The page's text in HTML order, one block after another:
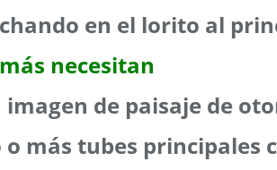
en el lorito al
necesitan
imagen de paisaje de
o más tubes principales